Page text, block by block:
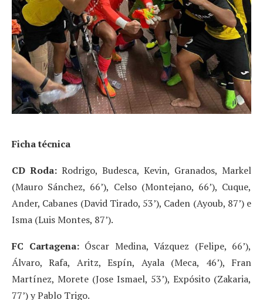
Ficha técnica
CD Roda: Rodrigo, Budesca, Kevin, Granados, Markel
(Mauro Sánchez, 66’), Celso (Montejano, 66’), Cuque,
Ander, Cabanes (David Tirado, 53’), Caden (Ayoub, 87’) e
Isma (Luis Montes, 87’).
FC Cartagena: Óscar Medina, Vázquez (Felipe, 66’),
Álvaro, Rafa, Aritz, Espín, Ayala (Meca, 46’), Fran
Martínez, Morete (Jose Ismael, 53’), Expósito (Zakaria,
77’) y Pablo Trigo.